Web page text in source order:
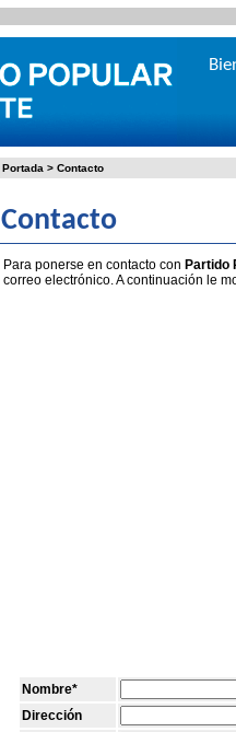
Portada > Contacto
Contacto
Para ponerse en contacto con Partido
correo electrónico. A continuación le
Nombre*
Dirección